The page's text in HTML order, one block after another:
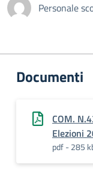
Personale
Documenti
COM.
Elezioni
pdf - 285